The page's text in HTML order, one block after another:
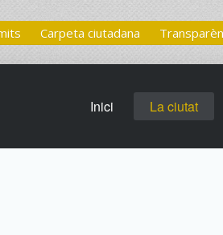
Carpeta ciutadana
Inici La ciutat